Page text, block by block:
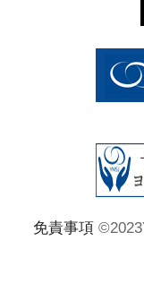
免責事項